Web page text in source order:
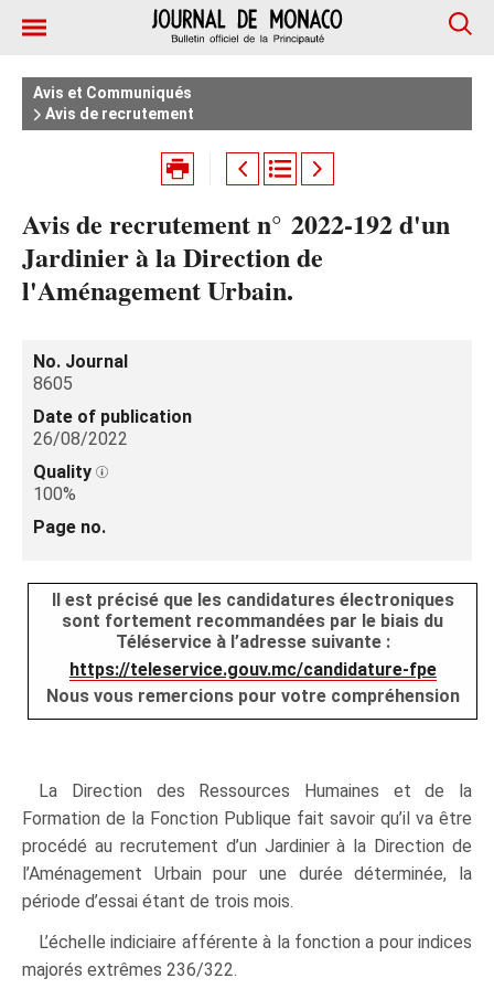
Avis et Communiqués
Avis de recrutement
Avis de recrutement n° 2022-192 d'un
Jardinier à la Direction de
l'Aménagement Urbain.
No. Journal
8605
Date of publication
26/08/2022
Quality
100%
Page no.
Il est précisé que les candidatures électroniques
sont fortement recommandées par le biais du
Téléservice à l’adresse suivante :
https://teleservice.gouv.mc/candidature-fpe
Nous vous remercions pour votre compréhension
La Direction des Ressources Humaines et de la
Formation de la Fonction Publique fait savoir qu’il va être
procédé au recrutement d’un Jardinier à la Direction de
l’Aménagement Urbain pour une durée déterminée, la
période d’essai étant de trois mois.
L’échelle indiciaire afférente à la fonction a pour indices
majorés extrêmes 236/322.